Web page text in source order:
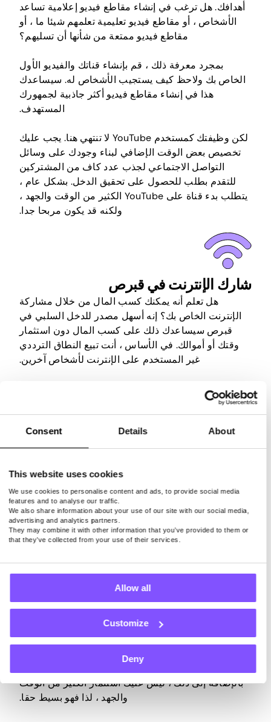
Consent Details About
This website uses cookies
We use cookies to personalise content and ads, to provide social media
features and to analyse our traffic.
We also share information about your use of our site with our social media,
advertising and analytics partners.
They may combine it with other information that you’ve provided to them or
that they’ve collected from your use of their services.
Allow all
Customize
Deny
أهدافك. هل ترغب في إنشاء مقاطع فيديو إعلامية تساعد
الأشخاص ، أو مقاطع فيديو تعليمية تعلمهم شيئا ما ، أو
مقاطع فيديو ممتعة من شأنها أن تسليهم؟
بمجرد معرفة ذلك ، قم بإنشاء قناتك والفيديو الأول
الخاص بك ولاحظ كيف يستجيب الأشخاص له. سيساعدك
هذا في إنشاء مقاطع فيديو أكثر جاذبية لجمهورك
المستهدف.
لكن وظيفتك كمستخدم YouTube لا تنتهي هنا. يجب عليك
تخصيص بعض الوقت الإضافي لبناء وجودك على وسائل
التواصل الاجتماعي لجذب عدد كاف من المشتركين
للتقدم بطلب للحصول على تحقيق الدخل. بشكل عام ،
يتطلب بدء قناة على YouTube الكثير من الوقت والجهد ،
ولكنه قد يكون مربحا جدا.
شارك الإنترنت في قبرص
هل تعلم أنه يمكنك كسب المال من خلال مشاركة
الإنترنت الخاص بك؟ إنه أسهل مصدر للدخل السلبي في
قبرص سيساعدك ذلك على كسب المال دون استثمار
وقتك أو أموالك. في الأساس ، أنت تبيع النطاق الترددي
غير المستخدم على الإنترنت لأشخاص آخرين.
كل ما عليك فعله هو تثبيت تطبيق مناسب على جهاز
متصل بالإنترنت ، وإنشاء حساب ، وستقوم الشركة التي
تقف وراءه بالباقي. سيقومون بتأجير النطاق الترددي
الخاص بك للآخرين والسماح لهم باستخدامه من خلال
عنوان IP الخاص بك لأنشطة التصفح الخاصة بهم. لذلك كل
فقط ضع في اعتبارك أنه فقط باستخدام تطبيق جدير
بالثقة يشارك اتصالك بالإنترنت بشكل آمن ، يمكنك تحويل
النطاق الترددي غير المستخدم إلى نقود دون القلق بشأن
خصوصيتك أو أمانك.
المشاركة في الاستطلاعات المدفوعة
هناك طريقة أخرى سهلة لكسب المال عبر الإنترنت وهي
إكمال الاستطلاعات المدفوعة. على الرغم من أن
المدفوعات لن تجعلك ثريا ، إلا أنها ستوفر لك دفعة مالية
بالإضافة إلى ذلك ، ليس عليك استثمار الكثير من الوقت
والجهد ، لذا فهو بسيط حقا.